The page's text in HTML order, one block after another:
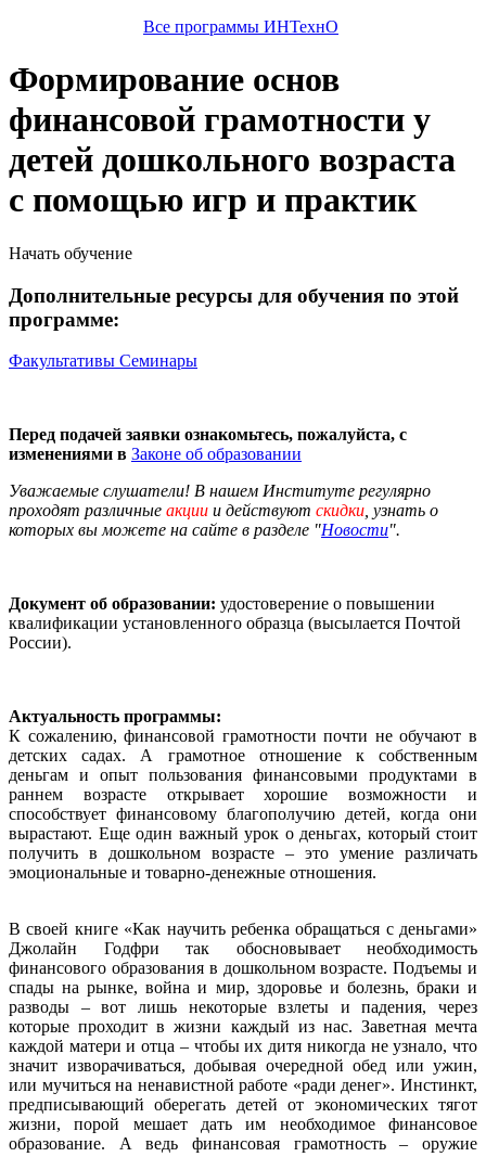
Все программы ИНТехнО
Формирование основ
финансовой грамотности у
детей дошкольного возраста
с помощью игр и практик
Начать обучение
Дополнительные ресурсы для обучения по этой
программе:
Факультативы Семинары
Перед подачей заявки ознакомьтесь, пожалуйста, с
изменениями в Законе об образовании
Уважаемые слушатели! В нашем Институте регулярно
проходят различные акции и действуют скидки , узнать о
которых вы можете на сайте в разделе "Новости".
Документ об образовании: удостоверение о повышении
квалификации установленного образца (высылается Почтой
России).
Актуальность программы:
К сожалению, финансовой грамотности почти не обучают в
детских садах. А грамотное отношение к собственным
деньгам и опыт пользования финансовыми продуктами в
раннем возрасте открывает хорошие возможности и
способствует финансовому благополучию детей, когда они
вырастают. Еще один важный урок о деньгах, который стоит
получить в дошкольном возрасте – это умение различать
эмоциональные и товарно-денежные отношения.
В своей книге «Как научить ребенка обращаться с деньгами»
Джолайн Годфри так обосновывает необходимость
финансового образования в дошкольном возрасте. Подъемы и
спады на рынке, война и мир, здоровье и болезнь, браки и
разводы – вот лишь некоторые взлеты и падения, через
которые проходит в жизни каждый из нас. Заветная мечта
каждой матери и отца – чтобы их дитя никогда не узнало, что
значит изворачиваться, добывая очередной обед или ужин,
или мучиться на ненавистной работе «ради денег». Инстинкт,
предписывающий оберегать детей от экономических тягот
жизни, порой мешает дать им необходимое финансовое
образование. А ведь финансовая грамотность – оружие